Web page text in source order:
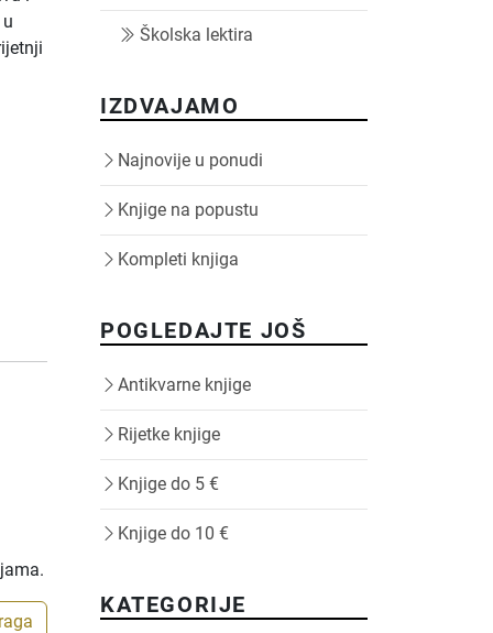
Školska lektira
IZDVAJAMO
Najnovije u ponudi
Knjige na popustu
Kompleti knjiga
POGLEDAJTE JOŠ
Antikvarne knjige
Rijetke knjige
Knjige do 5 €
Knjige do 10 €
KATEGORIJE